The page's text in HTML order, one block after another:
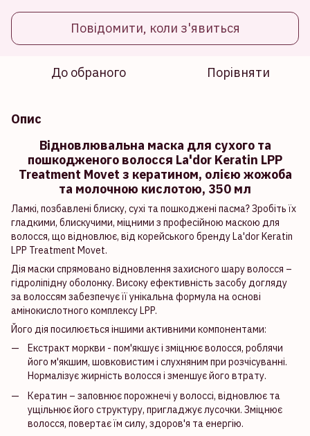
Повідомити, коли з'явиться
До обраного Порівняти
Опис
Відновлювальна маска для сухого та
пошкодженого волосся La'dor Keratin LPP
Treatment Movet з кератином, олією жожоба
та молочною кислотою, 350 мл
Ламкі, позбавлені блиску, сухі та пошкоджені пасма? Зробіть їх
гладкими, блискучими, міцними з професійною маскою для
волосся, що відновлює, від корейського бренду La'dor Keratin
LPP Treatment Movet.
Дія маски спрямовано відновлення захисного шару волосся –
гідроліпідну оболонку. Високу ефективність засобу догляду
за волоссям забезпечує її унікальна формула на основі
амінокислотного комплексу LPP.
Його дія посилюється іншими активними компонентами:
Екстракт моркви - пом'якшує і зміцнює волосся, роблячи
його м'якшим, шовковистим і слухняним при розчісуванні.
Нормалізує жирність волосся і зменшує його втрату.
Кератин – заповнює порожнечі у волоссі, відновлює та
ущільнює його структуру, пригладжує лусочки. Зміцнює
волосся, повертає їм силу, здоров'я та енергію.